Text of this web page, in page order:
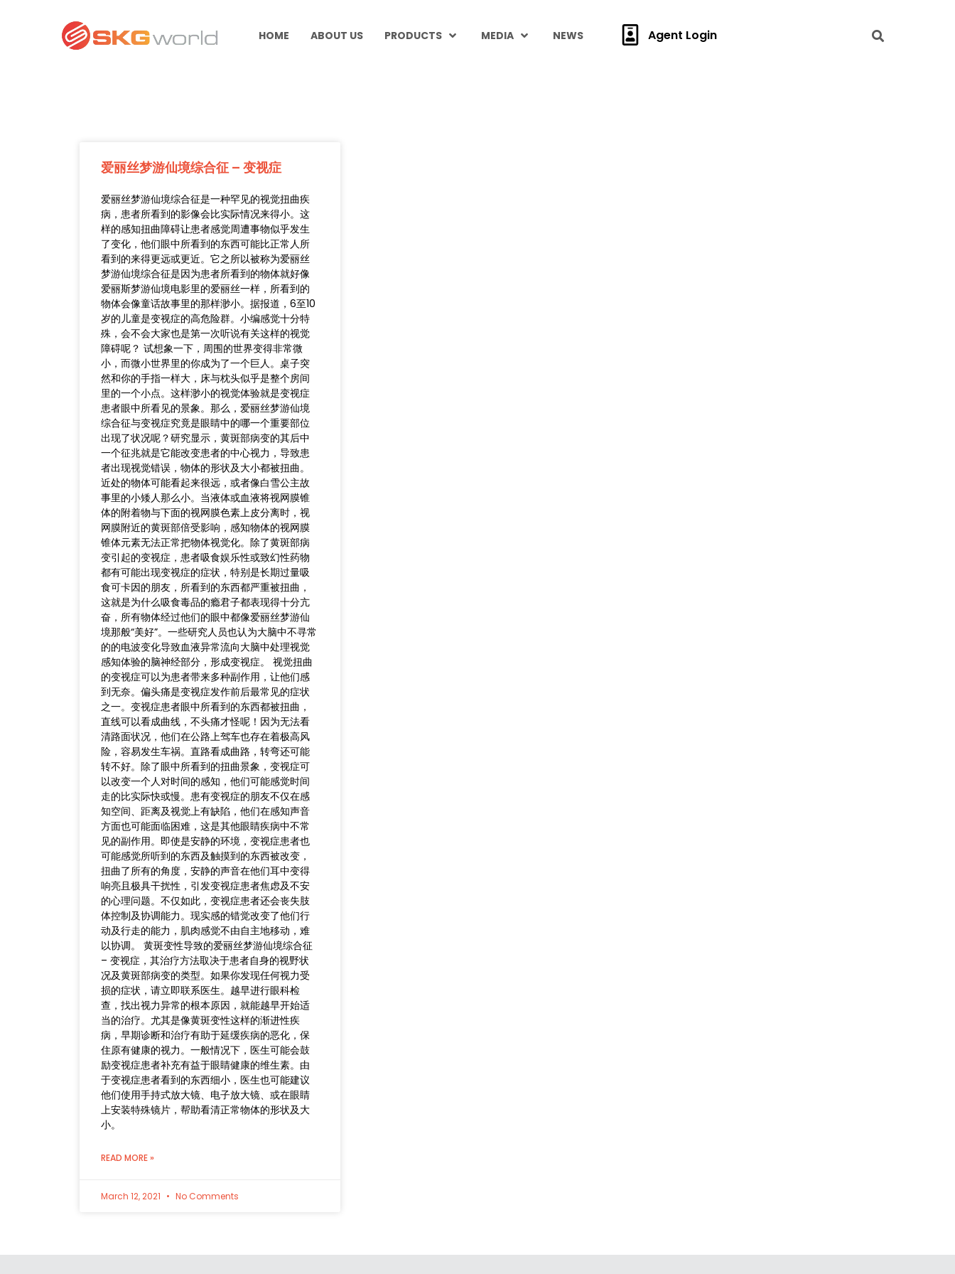
HOME ABOUT US PRODUCTS MEDIA NEWS Agent Login
爱丽丝梦游仙境综合征 – 变视症
爱丽丝梦游仙境综合征是一种罕见的视觉扭曲疾
病，患者所看到的影像会比实际情况来得小。这
样的感知扭曲障碍让患者感觉周遭事物似乎发生
了变化，他们眼中所看到的东西可能比正常人所
看到的来得更远或更近。它之所以被称为爱丽丝
梦游仙境综合征是因为患者所看到的物体就好像
爱丽斯梦游仙境电影里的爱丽丝一样，所看到的
物体会像童话故事里的那样渺小。据报道，6至10
岁的儿童是变视症的高危险群。小编感觉十分特
殊，会不会大家也是第一次听说有关这样的视觉
障碍呢？ 试想象一下，周围的世界变得非常微
小，而微小世界里的你成为了一个巨人。桌子突
然和你的手指一样大，床与枕头似乎是整个房间
里的一个小点。这样渺小的视觉体验就是变视症
患者眼中所看见的景象。那么，爱丽丝梦游仙境
综合征与变视症究竟是眼睛中的哪一个重要部位
出现了状况呢？研究显示，黄斑部病变的其后中
一个征兆就是它能改变患者的中心视力，导致患
者出现视觉错误，物体的形状及大小都被扭曲。
近处的物体可能看起来很远，或者像白雪公主故
事里的小矮人那么小。当液体或血液将视网膜锥
体的附着物与下面的视网膜色素上皮分离时，视
网膜附近的黄斑部倍受影响，感知物体的视网膜
锥体元素无法正常把物体视觉化。除了黄斑部病
变引起的变视症，患者吸食娱乐性或致幻性药物
都有可能出现变视症的症状，特别是长期过量吸
食可卡因的朋友，所看到的东西都严重被扭曲，
这就是为什么吸食毒品的瘾君子都表现得十分亢
奋，所有物体经过他们的眼中都像爱丽丝梦游仙
境那般“美好”。一些研究人员也认为大脑中不寻常
的的电波变化导致血液异常流向大脑中处理视觉
感知体验的脑神经部分，形成变视症。 视觉扭曲
的变视症可以为患者带来多种副作用，让他们感
到无奈。偏头痛是变视症发作前后最常见的症状
之一。变视症患者眼中所看到的东西都被扭曲，
直线可以看成曲线，不头痛才怪呢！因为无法看
清路面状况，他们在公路上驾车也存在着极高风
险，容易发生车祸。直路看成曲路，转弯还可能
转不好。除了眼中所看到的扭曲景象，变视症可
以改变一个人对时间的感知，他们可能感觉时间
走的比实际快或慢。患有变视症的朋友不仅在感
知空间、距离及视觉上有缺陷，他们在感知声音
方面也可能面临困难，这是其他眼睛疾病中不常
见的副作用。即使是安静的环境，变视症患者也
可能感觉所听到的东西及触摸到的东西被改变，
扭曲了所有的角度，安静的声音在他们耳中变得
响亮且极具干扰性，引发变视症患者焦虑及不安
的心理问题。不仅如此，变视症患者还会丧失肢
体控制及协调能力。现实感的错觉改变了他们行
动及行走的能力，肌肉感觉不由自主地移动，难
以协调。 黄斑变性导致的爱丽丝梦游仙境综合征
– 变视症，其治疗方法取决于患者自身的视野状
况及黄斑部病变的类型。如果你发现任何视力受
损的症状，请立即联系医生。越早进行眼科检
查，找出视力异常的根本原因，就能越早开始适
当的治疗。尤其是像黄斑变性这样的渐进性疾
病，早期诊断和治疗有助于延缓疾病的恶化，保
住原有健康的视力。一般情况下，医生可能会鼓
励变视症患者补充有益于眼睛健康的维生素。由
于变视症患者看到的东西细小，医生也可能建议
他们使用手持式放大镜、电子放大镜、或在眼睛
上安装特殊镜片，帮助看清正常物体的形状及大
小。
READ MORE »
March 12, 2021 No Comments